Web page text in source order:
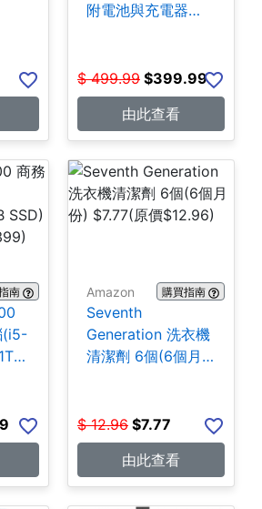
附電池與充電器
$ 499.99 $399.99
由此查看
南
(i5-
Amazon 購買指南
Seventh
Generation 洗衣機
清潔劑 6個(6個月
$ 12.96 $7.77
由此查看